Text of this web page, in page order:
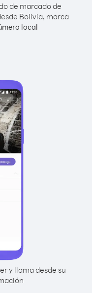
de marcado de
Bolivia, marca
local
y llama desde su